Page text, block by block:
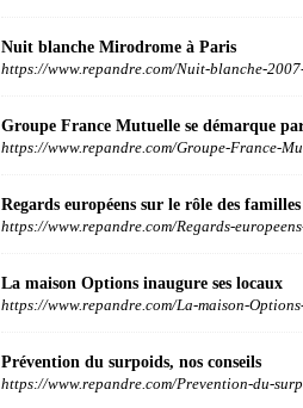
Nuit blanche Mirodrome à Paris
https://www.repandre.com/Nuit-blanche-
Groupe France Mutuelle se démarque
https://www.repandre.com/Groupe-France-
Regards européens sur le rôle des
https://www.repandre.com/Regards-
La maison Options inaugure ses locaux
https://www.repandre.com/La-maison-
Prévention du surpoids, nos conseils
https://www.repandre.com/Prevention-du-